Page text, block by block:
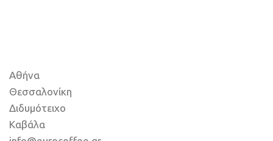
Αθήνα
Θεσσαλονίκη
Διδυμότειχο
Καβάλα